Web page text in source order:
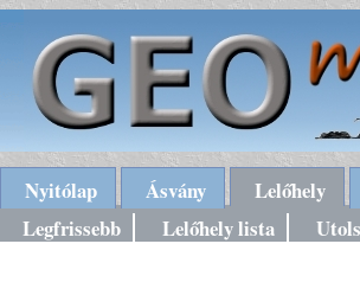
Nyitólap Ásvány Lelőhely
Legfrissebb
Lelőhely lista